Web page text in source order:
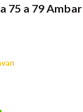
75 a 79 Ambar